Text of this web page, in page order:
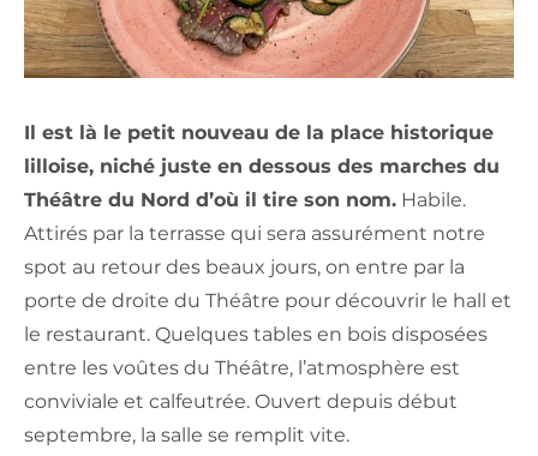
Il est là le petit nouveau de la place historique
lilloise, niché juste en dessous des marches du
Théâtre du Nord d’où il tire son nom. Habile.
Attirés par la terrasse qui sera assurément notre
spot au retour des beaux jours, on entre par la
porte de droite du Théâtre pour découvrir le hall et
le restaurant. Quelques tables en bois disposées
entre les voûtes du Théâtre, l’atmosphère est
conviviale et calfeutrée. Ouvert depuis début
septembre, la salle se remplit vite.